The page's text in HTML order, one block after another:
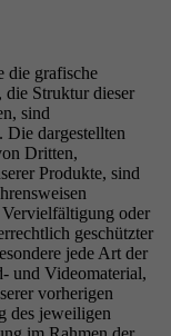
die grafische
Struktur dieser
sind
Die dargestellten
Dritten,
Produkte, sind
oder
geschützter
jede Art der
und Videomaterial,
vorherigen
des jeweiligen